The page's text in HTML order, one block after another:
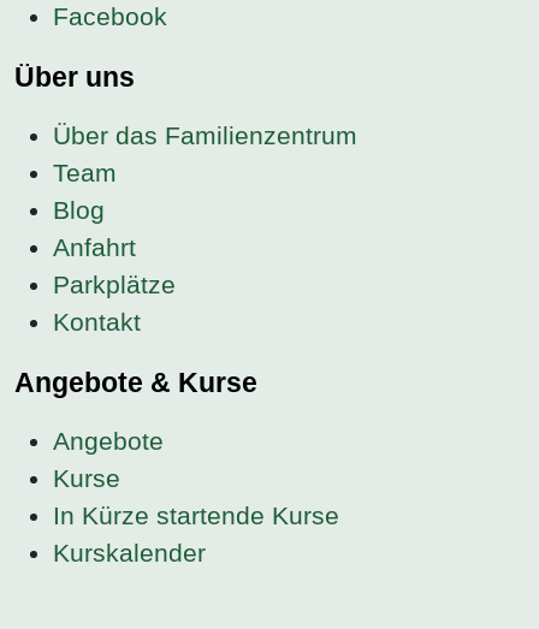
Facebook
Über uns
Über das Familienzentrum
Team
Blog
Anfahrt
Parkplätze
Kontakt
Angebote & Kurse
Angebote
Kurse
In Kürze startende Kurse
Kurskalender